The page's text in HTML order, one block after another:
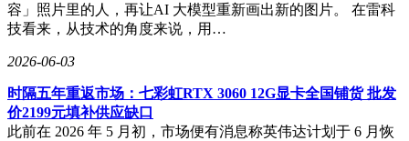
容」照片里的人，再让AI 大模型重新画出新的图片。 在雷科
技看来，从技术的角度来说，用…
2026-06-03
时隔五年重返市场：七彩虹RTX 3060 12G显卡全国铺货 批发
价2199元填补供应缺口
此前在 2026 年 5 月初，市场便有消息称英伟达计划于 6 月恢